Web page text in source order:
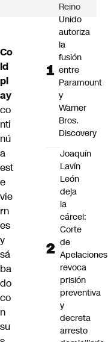
Co
ld
pl
ay
co
nti
nú
a
est
e
vie
rn
es
y
sá
ba
do
co
n
su
Reino
Unido
autoriza
la
fusión
entre
Paramount
y
Warner
Bros.
Discovery
Joaquín
Lavín
León
deja
la
cárcel:
Corte
de
Apelaciones
revoca
prisión
preventiva
y
decreta
arresto